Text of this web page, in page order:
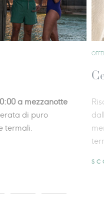
a mezzanotte
di puro
termali.